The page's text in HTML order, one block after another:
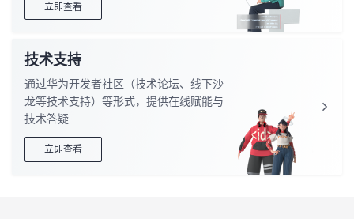
的
课
程
我
的
认
我
的
我
技
术
支
的
云
声
立即查看
技术支持
通过华为开发者社区（技术论坛、线下沙
龙等技术支持）等形式，提供在线赋能与
技术答疑
立即查看